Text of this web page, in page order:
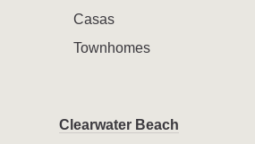
Casas
Townhomes
Clearwater Beach